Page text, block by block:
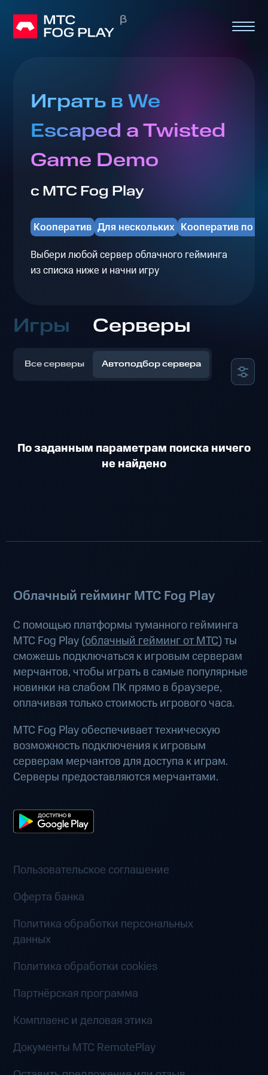
Играть в We
Escaped a Twisted
Game Demo
с МТС Fog Play
Кооператив Для нескольких Кооператив по
Выбери любой сервер облачного гейминга
из списка ниже и начни игру
Игры Серверы
Все серверы Автоподбор сервера
По заданным параметрам поиска ничего
не найдено
Облачный гейминг МТС Fog Play
С помощью платформы туманного гейминга
МТС Fog Play (облачный гейминг от МТС) ты
сможешь подключаться к игровым серверам
мерчантов, чтобы играть в самые популярные
новинки на слабом ПК прямо в браузере,
оплачивая только стоимость игрового часа.
МТС Fog Play обеспечивает техническую
возможность подключения к игровым
серверам мерчантов для доступа к играм.
Серверы предоставляются мерчантами.
Пользовательское соглашение
Оферта банка
Политика обработки персональных
данных
Политика обработки cookies
Партнёрская программа
Комплаенс и деловая этика
Документы MTC RemotePlay